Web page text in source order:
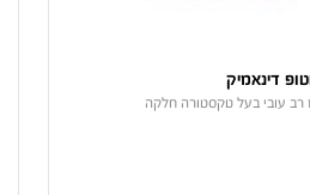
דינאמיק
רב עובי בעל טקסטורה חלקה